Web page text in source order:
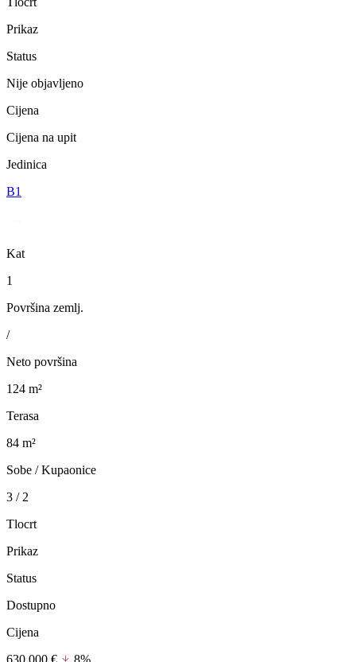
Prikaz
Status
Nije objavljeno
Cijena
Cijena na upit
Jedinica
B1
Kat
1
Površina zemlj.
/
Neto površina
124 m²
Terasa
84 m²
Sobe / Kupaonice
3 / 2
Tlocrt
Prikaz
Status
Dostupno
Cijena